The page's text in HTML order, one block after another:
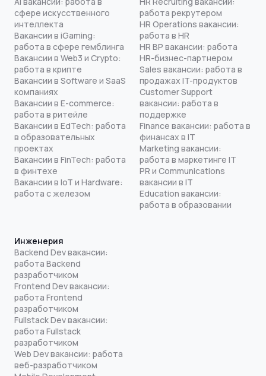
сфере искусственного
интеллекта
Вакансии в iGaming:
работа в сфере гемблинга
Вакансии в Web3 и Crypto:
работа в крипте
Вакансии в Software и SaaS
компаниях
Вакансии в E-commerce:
работа в ритейле
Вакансии в EdTech: работа
в образовательных
проектах
Вакансии в FinTech: работа
в финтехе
Вакансии в IoT и Hardware:
работа с железом
работа рекрутером
HR Operations вакансии:
работа в HR
HR BP вакансии: работа
HR-бизнес-партнером
Sales вакансии: работа в
продажах IT-продуктов
Customer Support
вакансии: работа в
поддержке
Finance вакансии: работа в
финансах в IT
Marketing вакансии:
работа в маркетинге IT
PR и Communications
вакансии в IT
Education вакансии:
работа в образовании
Инженерия
Backend Dev вакансии:
работа Backend
разработчиком
Frontend Dev вакансии:
работа Frontend
разработчиком
Fullstack Dev вакансии:
работа Fullstack
разработчиком
Web Dev вакансии: работа
веб-разработчиком